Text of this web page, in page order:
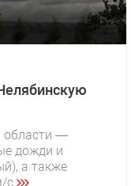
области —
дожди и
а также
с.